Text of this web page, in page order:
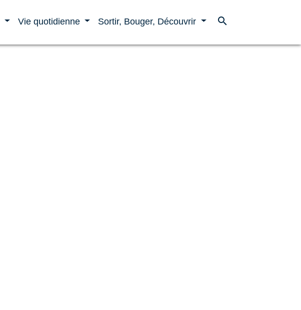
Vie quotidienne Sortir, Bouger, Découvrir search